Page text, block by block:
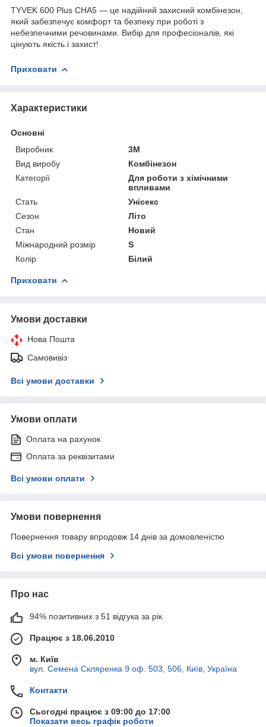
TYVEK 600 Plus CHA5 — це надійний захисний комбінезон,
який забезпечує комфорт та безпеку при роботі з
небезпечними речовинами. Вибір для професіоналів, які
цінують якість і захист!
Приховати
Характеристики
Основні
Виробник
3М
Вид виробу
Комбінезон
Категорії
Для роботи з хімічними
впливами
Стать
Унісекс
Сезон
Літо
Стан
Новий
Міжнародний розмір
S
Колір
Білий
Приховати
Умови доставки
Нова Пошта
Самовивіз
Всі умови доставки
Умови оплати
Оплата на рахунок
Оплата за реквізитами
Всі умови оплати
Умови повернення
Повернення товару впродовж 14 днів за домовленістю
Всі умови повернення
Про нас
94% позитивних з 51 відгука за рік
Працює з 18.06.2010
м. Київ
вул. Семена Скляренка 9 оф. 503, 506, Київ, Україна
Контакти
Сьогодні працює з 09:00 до 17:00
Показати весь графік роботи